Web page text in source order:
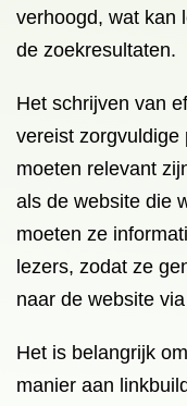
verhoogd, wat kan
de zoekresultaten.
Het schrijven van
vereist zorgvuldige
moeten relevant
als de website die
moeten ze
lezers, zodat ze
naar de website
Het is belangrijk
manier aan